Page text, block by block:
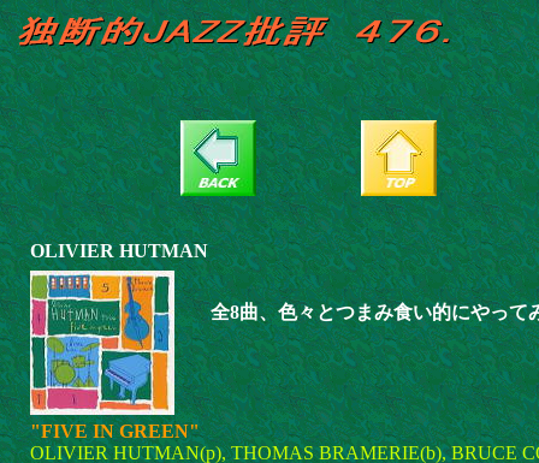
OLIVIER HUTMAN
全8曲、色々とつまみ食い的にやって
"FIVE IN GREEN"
OLIVIER HUTMAN(p), THOMAS BRAMERIE(b), BRUCE